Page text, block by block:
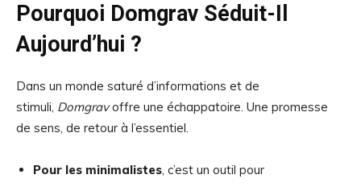
Pourquoi Domgrav Séduit-Il
Aujourd’hui ?
Dans un monde saturé d’informations et de
stimuli, Domgravoffre une échappatoire. Une promesse
de sens, de retour à l’essentiel.
Pour les minimalistes, c’est un outil pour